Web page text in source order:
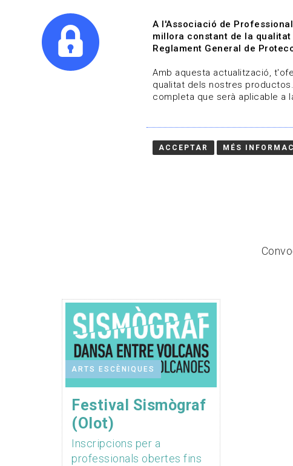
Qui som
ARTS ESCÈNIQUES
Festival Sismògraf
(Olot)
Inscripcions per a
professionals obertes fins
A l'Associació de
millora constant de la
Reglament General de
Amb aquesta actualització,
qualitat dels nostres
completa que serà aplicable a
ACCEPTAR MÉS